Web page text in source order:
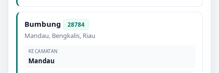
Bumbung 28784
Mandau, Bengkalis, Riau
KECAMATAN
Mandau